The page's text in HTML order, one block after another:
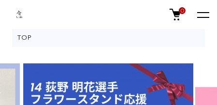
0
TOP